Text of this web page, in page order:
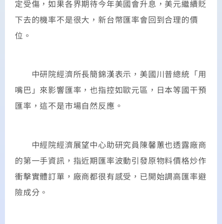
定受傷，如果各界期待今年美國會升息，美元繼續貶
下去的機率不是很大，新台幣匯率會回到合理的價
位。
中研院經濟所長簡錦漢表示，美國川普總統「用
嘴巴」來影響匯率，也指控如歐元區，日本等國干預
匯率，這不是市場自然反應。
中經院經濟展望中心助研究員陳馨蕙也透露廠商
的第一手資訊，指近期匯率波動引發原物料價格炒作
衝擊實體訂單，廠商都很有感受，已開始調高匯率避
險成分。